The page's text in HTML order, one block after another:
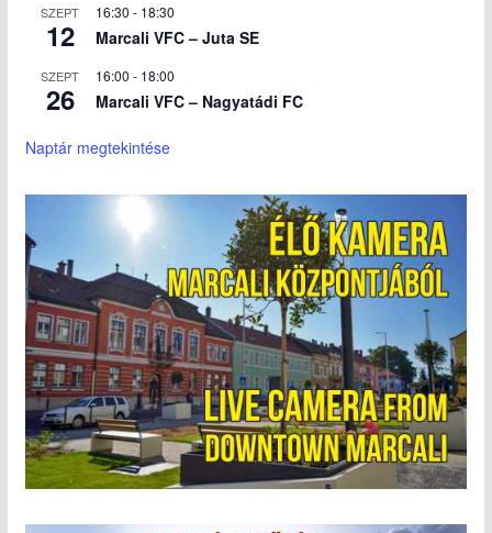
SZEPT
12
16:30 - 18:30
Marcali VFC – Juta SE
SZEPT
26
16:00 - 18:00
Marcali VFC – Nagyatádi FC
Naptár megtekintése